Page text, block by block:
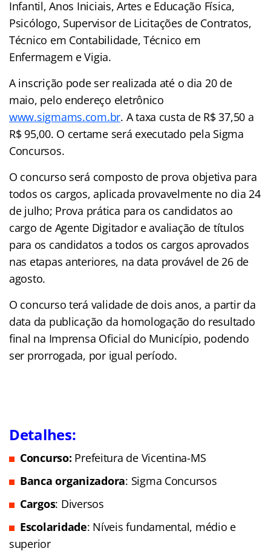
Infantil, Anos Iniciais, Artes e Educação Física,
Psicólogo, Supervisor de Licitações de Contratos,
Técnico em Contabilidade, Técnico em
Enfermagem e Vigia.
A inscrição pode ser realizada até o dia 20 de
maio, pelo endereço eletrônico
www.sigmams.com.br. A taxa custa de R$ 37,50 a
R$ 95,00. O certame será executado pela Sigma
Concursos.
O concurso será composto de prova objetiva para
todos os cargos, aplicada provavelmente no dia 24
de julho; Prova prática para os candidatos ao
cargo de Agente Digitador e avaliação de títulos
para os candidatos a todos os cargos aprovados
nas etapas anteriores, na data provável de 26 de
agosto.
O concurso terá validade de dois anos, a partir da
data da publicação da homologação do resultado
final na Imprensa Oficial do Município, podendo
ser prorrogada, por igual período.
Detalhes:
Concurso: Prefeitura de Vicentina-MS
Banca organizadora: Sigma Concursos
Cargos: Diversos
Escolaridade: Níveis fundamental, médio e
superior